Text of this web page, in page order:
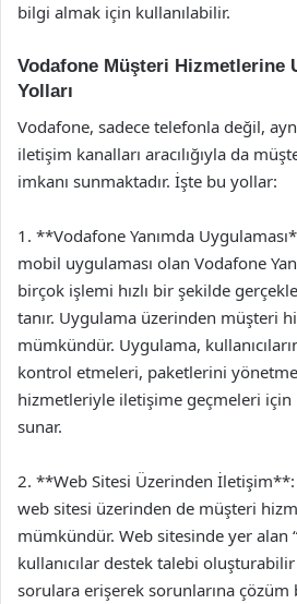
bilgi almak için kullanılabilir.
Vodafone Müşteri Hizmetlerine
Yolları
Vodafone, sadece telefonla değil,
iletişim kanalları aracılığıyla da
imkanı sunmaktadır. İşte bu yollar:
1. **Vodafone Yanımda
mobil uygulaması olan Vodafone
birçok işlemi hızlı bir şekilde
tanır. Uygulama üzerinden müşteri
mümkündür. Uygulama,
kontrol etmeleri, paketlerini
hizmetleriyle iletişime geçmeleri
sunar.
2. **Web Sitesi Üzerinden İletişim**:
web sitesi üzerinden de müşteri
mümkündür. Web sitesinde yer alan
kullanıcılar destek talebi
sorulara erişerek sorunlarına çözüm